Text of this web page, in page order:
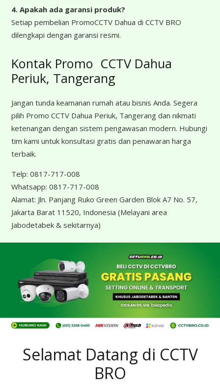
4. Apakah ada garansi produk?
Setiap pembelian PromoCCTV Dahua di CCTV BRO
dilengkapi dengan garansi resmi.
Kontak Promo CCTV Dahua
Periuk, Tangerang
Jangan tunda keamanan rumah atau bisnis Anda. Segera
pilih Promo CCTV Dahua Periuk, Tangerang dan nikmati
ketenangan dengan sistem pengawasan modern. Hubungi
tim kami untuk konsultasi gratis dan penawaran harga
terbaik.
Telp: 0817-717-008
Whatsapp: 0817-717-008
Alamat: Jln. Panjang Ruko Green Garden Blok A7 No. 57,
Jakarta Barat 11520, Indonesia (Melayani area
Jabodetabek & sekitarnya)
Selamat Datang di CCTV
BRO